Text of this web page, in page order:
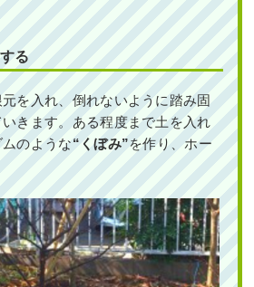
る
を入れ、倒れないように踏み固
きます。ある程度まで土を入れ
のような“くぼみ”を作り、ホー